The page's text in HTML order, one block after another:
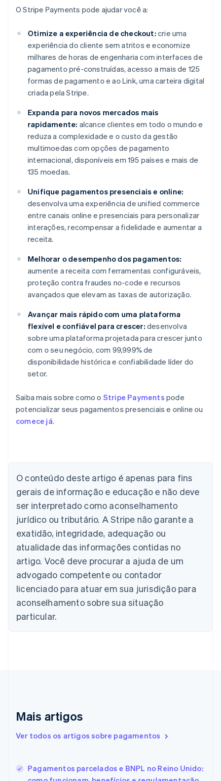
O Stripe Payments pode ajudar você a:
Otimize a experiência de checkout: crie uma
experiência do cliente sem atritos e economize
milhares de horas de engenharia com interfaces de
pagamento pré-construídas, acesso a mais de 125
formas de pagamento e ao Link, uma carteira digital
criada pela Stripe.
Expanda para novos mercados mais
rapidamente: alcance clientes em todo o mundo e
reduza a complexidade e o custo da gestão
multimoedas com opções de pagamento
internacional, disponíveis em 195 países e mais de
135 moedas.
Unifique pagamentos presenciais e online:
desenvolva uma experiência de unified commerce
entre canais online e presenciais para personalizar
interações, recompensar a fidelidade e aumentar a
receita.
Melhorar o desempenho dos pagamentos:
aumente a receita com ferramentas configuráveis,
proteção contra fraudes no-code e recursos
avançados que elevam as taxas de autorização.
Avançar mais rápido com uma plataforma
flexível e confiável para crescer: desenvolva
sobre uma plataforma projetada para crescer junto
com o seu negócio, com 99,999% de
disponibilidade histórica e confiabilidade líder do
setor.
Saiba mais sobre como o Stripe Payments pode
potencializar seus pagamentos presenciais e online ou
comece já.
O conteúdo deste artigo é apenas para fins
gerais de informação e educação e não deve
ser interpretado como aconselhamento
jurídico ou tributário. A Stripe não garante a
exatidão, integridade, adequação ou
atualidade das informações contidas no
artigo. Você deve procurar a ajuda de um
advogado competente ou contador
licenciado para atuar em sua jurisdição para
aconselhamento sobre sua situação
particular.
Mais artigos
Ver todos os artigos sobre pagamentos
Pagamentos parcelados e BNPL no Reino Unido:
Alemanha
DeutschEnglish
Austrália
English
Áustria
Deutsch English
Bélgica
Nederlands Français DeutschEnglish
Brasil
Bulgária
English
Canadá
China continental
Eslováquia
English
Eslovênia
Español English